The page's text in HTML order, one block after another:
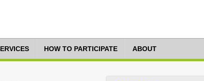
HOW TO PARTICIPATE ABOUT